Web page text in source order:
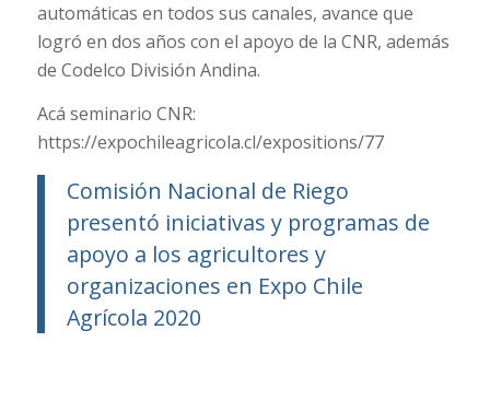
automáticas en todos sus canales, avance que
logró en dos años con el apoyo de la CNR, además
de Codelco División Andina.
Acá seminario CNR:
https://expochileagricola.cl/expositions/77
Comisión Nacional de Riego
presentó iniciativas y programas de
apoyo a los agricultores y
organizaciones en Expo Chile
Agrícola 2020